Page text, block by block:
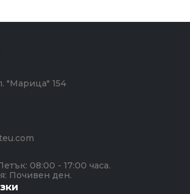
"Марица" 154
08:00 - 17:00 часа.
Почивен ден.